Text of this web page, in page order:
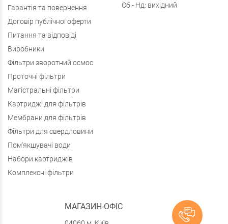
Гарантія та повернення
Договір публічної оферти
Питання та відповіді
Виробники
Фільтри зворотний осмос
Проточні фільтри
Магістральні фільтри
Картриджі для фільтрів
Мембрани для фільтрів
Фільтри для свердловини
Пом'якшувачі води
Набори картриджів
Комплексні фільтри
Сб - Нд: вихідний
МАГАЗИН-ОФІС